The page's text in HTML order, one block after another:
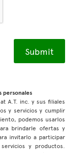
A.T. inc. y sus filiales
y servicios y cumplir
podemos usarlos
brindarle ofertas y
invitarlo a participar
y productos.